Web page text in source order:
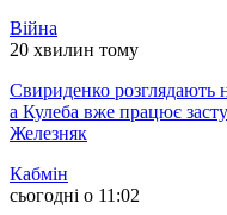
Війна
20 хвилин тому
Свириденко розглядають
а Кулеба вже працює
Железняк
Кабмін
сьогодні о 11:02